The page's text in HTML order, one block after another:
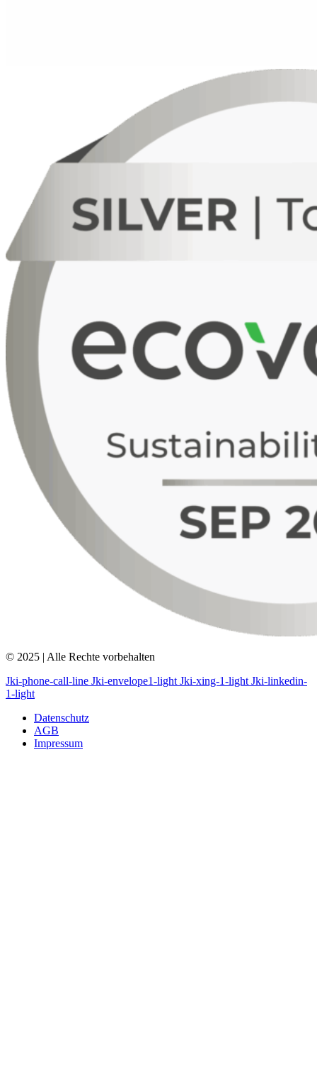
© 2025 | Alle Rechte vorbehalten
Jki-phone-call-line Jki-envelope1-light Jki-xing-1-light Jki-linkedin-
1-light
Datenschutz
AGB
Impressum